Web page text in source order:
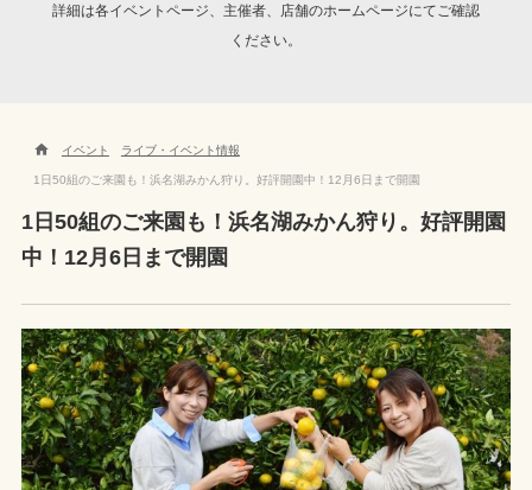
詳細は各イベントページ、主催者、店舗のホームページにてご確認
ください。
 イベント ライブ・イベント情報
1日50組のご来園も！浜名湖みかん狩り。好評開園中！12月6日まで開園
1日50組のご来園も！浜名湖みかん狩り。好評開園
中！12月6日まで開園